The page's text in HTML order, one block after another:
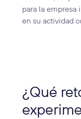
para la empresa
en su actividad
¿Qué